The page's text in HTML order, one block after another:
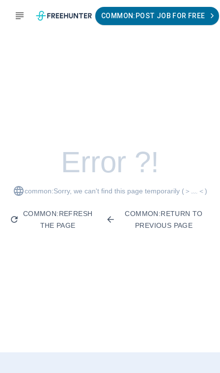
COMMON:POST JOB FOR FREE
Error ?!
common:Sorry, we can't find this page temporarily (＞﹏＜)
COMMON:REFRESH
THE PAGE
COMMON:RETURN TO
PREVIOUS PAGE